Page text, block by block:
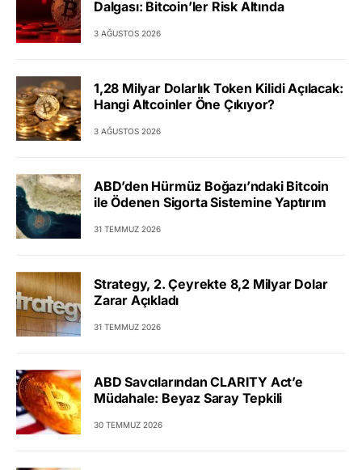
Dalgası: Bitcoin’ler Risk Altında
3 AĞUSTOS 2026
1,28 Milyar Dolarlık Token Kilidi Açılacak:
Hangi Altcoinler Öne Çıkıyor?
3 AĞUSTOS 2026
ABD’den Hürmüz Boğazı’ndaki Bitcoin
ile Ödenen Sigorta Sistemine Yaptırım
31 TEMMUZ 2026
Strategy, 2. Çeyrekte 8,2 Milyar Dolar
Zarar Açıkladı
31 TEMMUZ 2026
ABD Savcılarından CLARITY Act’e
Müdahale: Beyaz Saray Tepkili
30 TEMMUZ 2026